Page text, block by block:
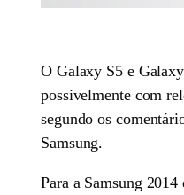
O Galaxy S5 e
possivelmente com
segundo os
Samsung.
Para a Samsung